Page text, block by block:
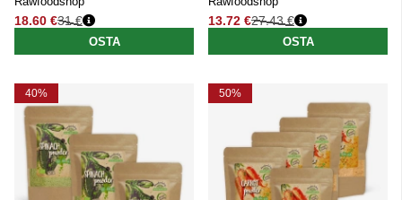
18.60 €
Normaali hinta
31 €
OSTA
13.72 €
Normaali hinta
27.43 €
OSTA
40% 50%